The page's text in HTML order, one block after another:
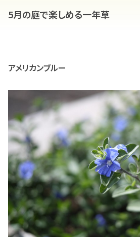
5月の庭で楽しめる一年草
アメリカンブルー